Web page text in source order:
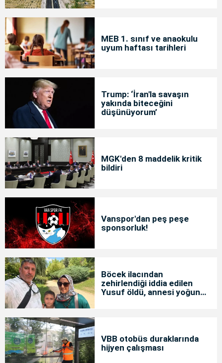
MEB 1. sınıf ve anaokulu
uyum haftası tarihleri
Trump: ‘İran'la savaşın
yakında biteceğini
düşünüyorum’
MGK'den 8 maddelik kritik
bildiri
Vanspor'dan peş peşe
sponsorluk!
Böcek ilacından
zehirlendiği iddia edilen
Yusuf öldü, annesi yoğun
VBB otobüs duraklarında
hijyen çalışması